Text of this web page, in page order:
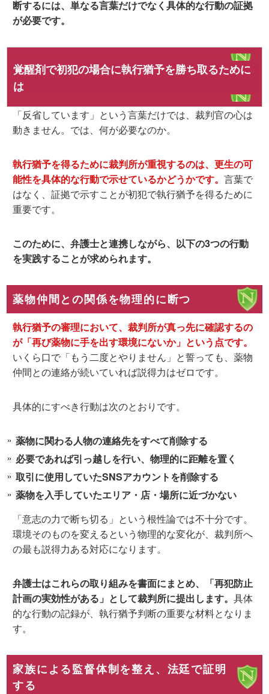
断するには、単なる言葉だけでなく具体的な行動の証拠
が必要です。
覚醒剤で初犯の場合に執行猶予を勝ち取るために
は
「反省しています」という言葉だけでは、裁判官の心は
動きません。では、何が必要なのか。
執行猶予を得るために裁判所が重視するのは、更生の可
能性を具体的な行動で示せているかどうかです。言葉で
はなく、証拠で示すことが初犯で執行猶予を得るために
重要です。
このために、弁護士と連携しながら、以下の3つの行動
を実践することが求められます。
薬物仲間との関係を物理的に断つ
執行猶予の審理において、裁判所が真っ先に確認するの
が「再び薬物に手を出す環境にないか」という点です。
いくら口で「もう二度とやりません」と誓っても、薬物
仲間との連絡が続いていれば説得力はゼロです。
具体的にすべき行動は次のとおりです。
薬物に関わる人物の連絡先をすべて削除する
必要であれば引っ越しを行い、物理的に距離を置く
取引に使用していたSNSアカウントを削除する
薬物を入手していたエリア・店・場所に近づかない
「意志の力で断ち切る」という根性論では不十分です。
環境そのものを変えるという物理的な変化が、裁判所へ
の最も説得力ある対応になります。
弁護士はこれらの取り組みを書面にまとめ、「再犯防止
計画の実効性がある」として裁判所に提出します。具体
的な行動の記録が、執行猶予判断の重要な材料となりま
す。
家族による監督体制を整え、法廷で証明
する